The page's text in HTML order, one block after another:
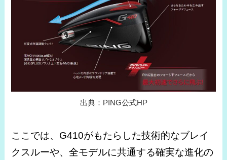
出典：PING公式HP
ここでは、G410がもたらした技術的なブレイ
クスルーや、全モデルに共通する確実な進化の